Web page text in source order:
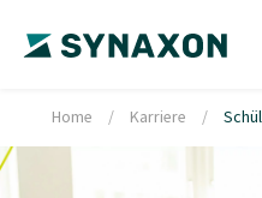
Home / Karriere /